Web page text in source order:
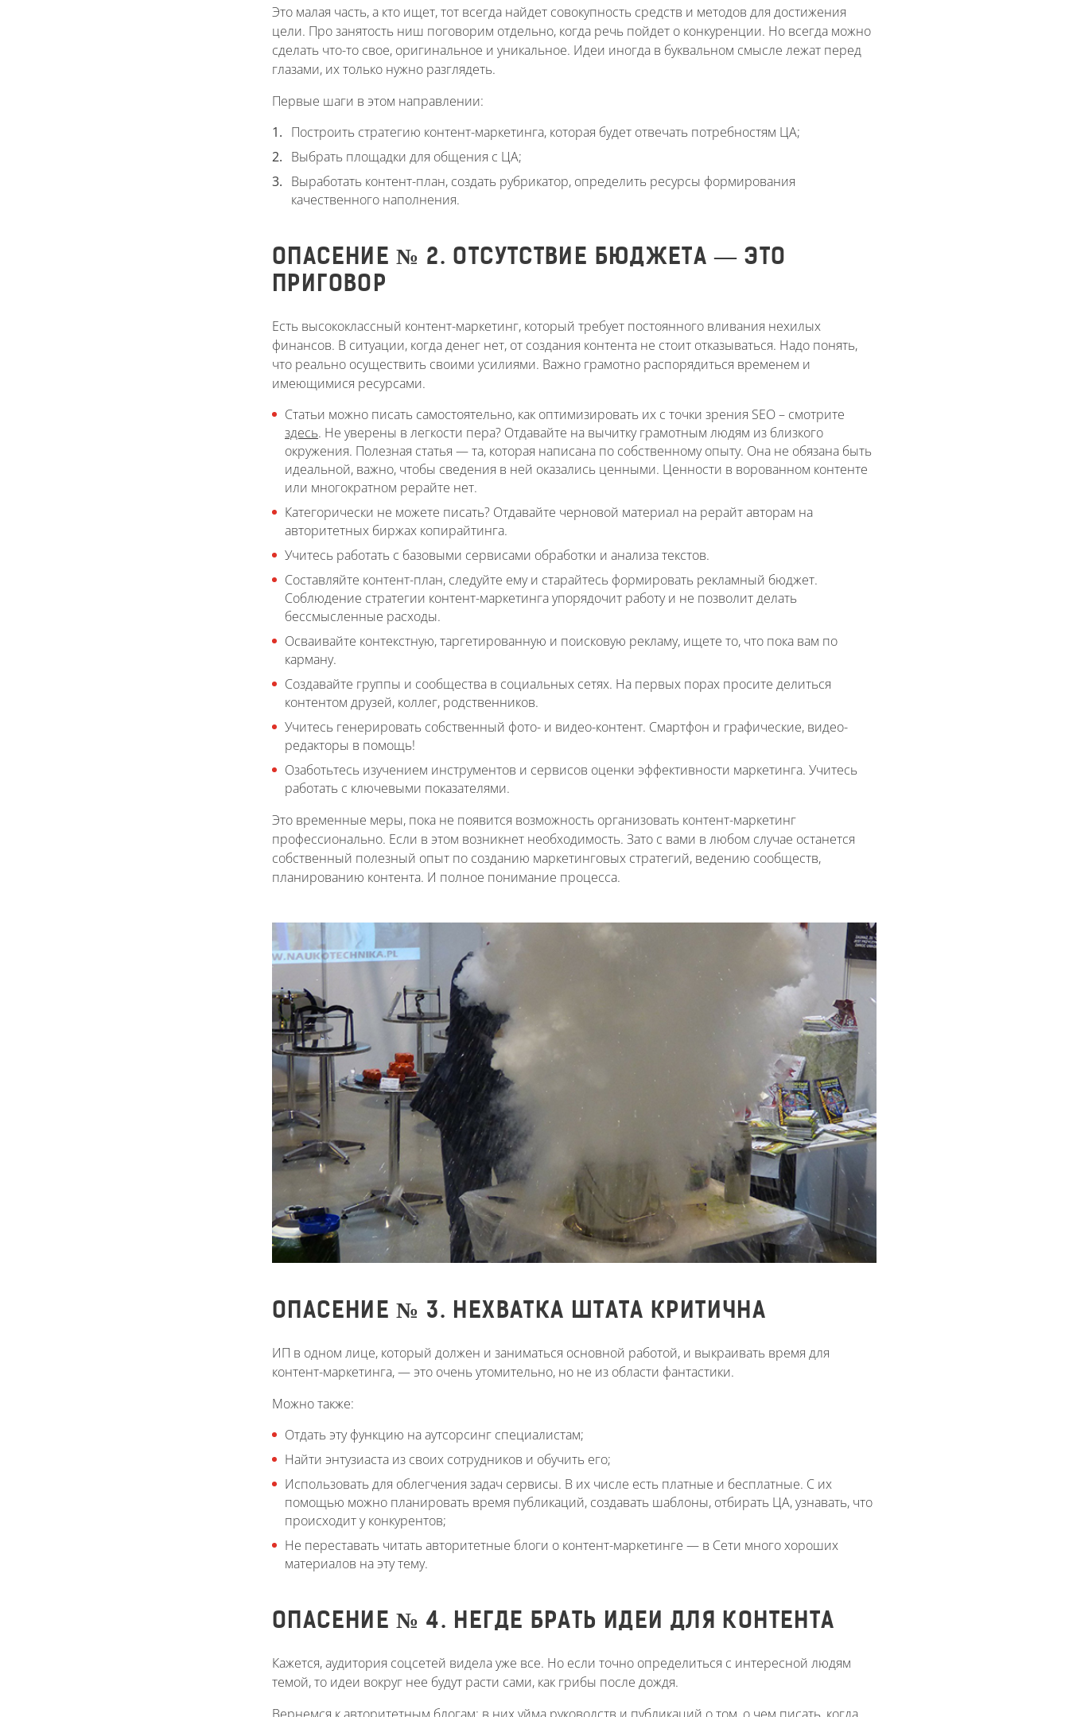
Это малая часть, а кто ищет, тот всегда найдет совокупность средств и методов для достижения
цели. Про занятость ниш поговорим отдельно, когда речь пойдет о конкуренции. Но всегда можно
сделать что-то свое, оригинальное и уникальное. Идеи иногда в буквальном смысле лежат перед
глазами, их только нужно разглядеть.
Первые шаги в этом направлении:
Построить стратегию контент-маркетинга, которая будет отвечать потребностям ЦА;
Выбрать площадки для общения с ЦА;
Выработать контент-план, создать рубрикатор, определить ресурсы формирования
качественного наполнения.
ОПАСЕНИЕ № 2. ОТСУТСТВИЕ БЮДЖЕТА — ЭТО
ПРИГОВОР
Есть высококлассный контент-маркетинг, который требует постоянного вливания нехилых
финансов. В ситуации, когда денег нет, от создания контента не стоит отказываться. Надо понять,
что реально осуществить своими усилиями. Важно грамотно распорядиться временем и
имеющимися ресурсами.
Статьи можно писать самостоятельно, как оптимизировать их с точки зрения SEO – смотрите
здесь. Не уверены в легкости пера? Отдавайте на вычитку грамотным людям из близкого
окружения. Полезная статья — та, которая написана по собственному опыту. Она не обязана быть
идеальной, важно, чтобы сведения в ней оказались ценными. Ценности в ворованном контенте
или многократном рерайте нет.
Категорически не можете писать? Отдавайте черновой материал на рерайт авторам на
авторитетных биржах копирайтинга.
Учитесь работать с базовыми сервисами обработки и анализа текстов.
Составляйте контент-план, следуйте ему и старайтесь формировать рекламный бюджет.
Соблюдение стратегии контент-маркетинга упорядочит работу и не позволит делать
бессмысленные расходы.
Осваивайте контекстную, таргетированную и поисковую рекламу, ищете то, что пока вам по
карману.
Создавайте группы и сообщества в социальных сетях. На первых порах просите делиться
контентом друзей, коллег, родственников.
Учитесь генерировать собственный фото- и видео-контент. Смартфон и графические, видео-
редакторы в помощь!
Озаботьтесь изучением инструментов и сервисов оценки эффективности маркетинга. Учитесь
работать с ключевыми показателями.
Это временные меры, пока не появится возможность организовать контент-маркетинг
профессионально. Если в этом возникнет необходимость. Зато с вами в любом случае останется
собственный полезный опыт по созданию маркетинговых стратегий, ведению сообществ,
планированию контента. И полное понимание процесса.
ОПАСЕНИЕ № 3. НЕХВАТКА ШТАТА КРИТИЧНА
ИП в одном лице, который должен и заниматься основной работой, и выкраивать время для
контент-маркетинга, — это очень утомительно, но не из области фантастики.
Можно также:
Отдать эту функцию на аутсорсинг специалистам;
Найти энтузиаста из своих сотрудников и обучить его;
Использовать для облегчения задач сервисы. В их числе есть платные и бесплатные. С их
помощью можно планировать время публикаций, создавать шаблоны, отбирать ЦА, узнавать, что
происходит у конкурентов;
Не переставать читать авторитетные блоги о контент-маркетинге — в Сети много хороших
материалов на эту тему.
ОПАСЕНИЕ № 4. НЕГДЕ БРАТЬ ИДЕИ ДЛЯ КОНТЕНТА
Кажется, аудитория соцсетей видела уже все. Но если точно определиться с интересной людям
темой, то идеи вокруг нее будут расти сами, как грибы после дождя.